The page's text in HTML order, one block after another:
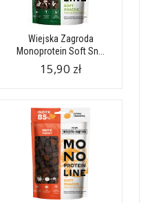
Wiejska Zagroda
Monoprotein Soft Sn...
15,90 zł